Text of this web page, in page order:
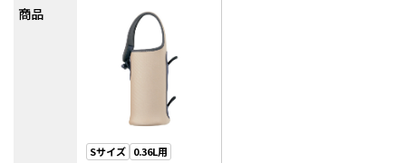
商品
Sサイズ 0.36L用